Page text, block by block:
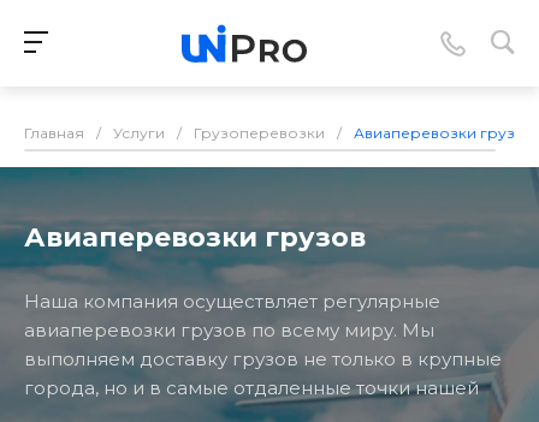
Главная / Услуги / Грузоперевозки / Авиаперевозки грузов
Авиаперевозки грузов
Наша компания осуществляет регулярные
авиаперевозки грузов по всему миру. Мы
выполняем доставку грузов не только в крупные
города, но и в самые отдаленные точки нашей